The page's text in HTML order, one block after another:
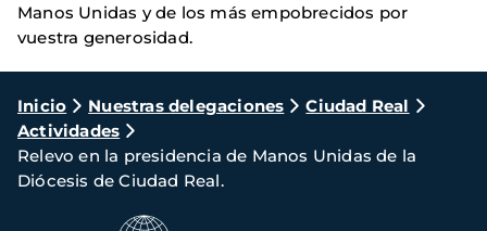
Manos Unidas y de los más empobrecidos por
vuestra generosidad.
Ruta
de
navegación
Inicio Nuestras delegaciones
Ciudad Real
Actividades
Relevo en la presidencia de Manos Unidas de la
Diócesis de Ciudad Real.